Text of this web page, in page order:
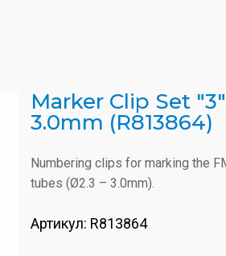
Marker Clip Set
3.0mm (R813864)
Numbering clips for marking the
tubes (Ø2.3 – 3.0mm).
Артикул: R813864